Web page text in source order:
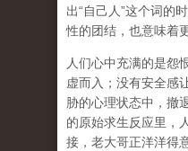
出“自己人”这个词的
性的团结，也意味着
人们心中充满的是怨
虚而入；没有安全感
胁的心理状态中，撤
的原始求生反应里，
接，老大哥正洋洋得